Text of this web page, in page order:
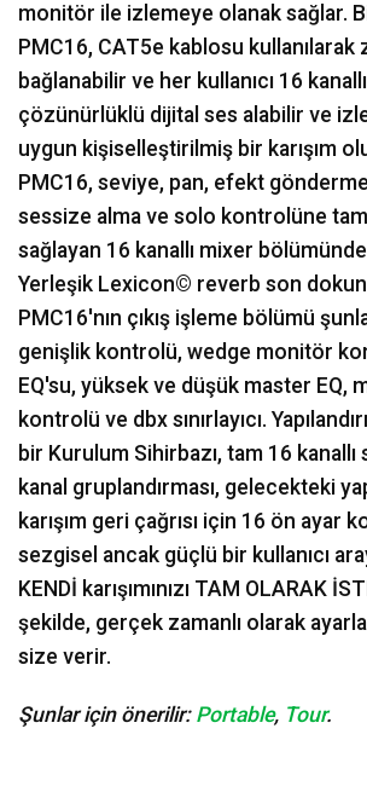
monitör ile izlemeye olanak sağlar.
PMC16, CAT5e kablosu kullanılarak
bağlanabilir ve her kullanıcı 16
çözünürlüklü dijital ses alabilir ve
uygun kişiselleştirilmiş bir karışım
PMC16, seviye, pan, efekt
sessize alma ve solo kontrolüne
sağlayan 16 kanallı mixer
Yerleşik Lexicon© reverb son
PMC16'nın çıkış işleme bölümü
genişlik kontrolü, wedge monitör
EQ'su, yüksek ve düşük master EQ,
kontrolü ve dbx sınırlayıcı.
bir Kurulum Sihirbazı, tam 16
kanal gruplandırması, gelecekteki
karışım geri çağrısı için 16 ön ayar
sezgisel ancak güçlü bir kullanıcı
KENDİ karışımınızı TAM OLARAK
şekilde, gerçek zamanlı olarak
size verir.
Şunlar için önerilir: Portable, Tour.